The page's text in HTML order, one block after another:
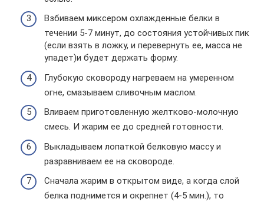
Взбиваем миксером охлажденные белки в
течении 5-7 минут, до состояния устойчивых пик
(если взять в ложку, и перевернуть ее, масса не
упадет)и будет держать форму.
Глубокую сковороду нагреваем на умеренном
огне, смазываем сливочным маслом.
Вливаем приготовленную желтково-молочную
смесь. И жарим ее до средней готовности.
Выкладываем лопаткой белковую массу и
разравниваем ее на сковороде.
Сначала жарим в открытом виде, а когда слой
белка поднимется и окрепнет (4-5 мин.), то